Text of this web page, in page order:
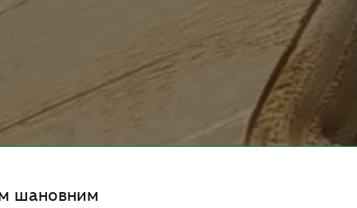
шановним